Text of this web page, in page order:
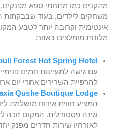
מתקנים כמו מתחמי ספא מפנקים,
משחקים לילדים, בעוד שבבקתות
אינטימית וקרובה יותר לטבע
מלונות מומלצים באזור:
Forest Hot Spring Hotel
עם גישה למעיינות חמים
להרפיית השרירים אחרי יום
Qushe Boutique Lodge
המציע חווית אירוח מושלמת
וגינה פסטורלית. המקום זוכה
לאורחיו שירות חדרים מפנק